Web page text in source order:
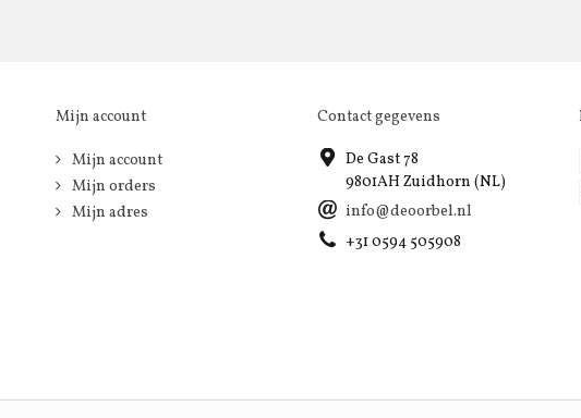
Mijn account
Mijn account
Mijn orders
Mijn adres
Contact gegevens
De Gast 78
9801AH Zuidhorn (NL)
info@deoorbel.nl
+31 0594 505908